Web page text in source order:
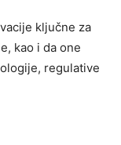
ključne za
kao i da one
regulative